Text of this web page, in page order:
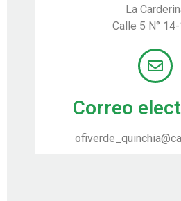
La
Calle 5 N°
Correo